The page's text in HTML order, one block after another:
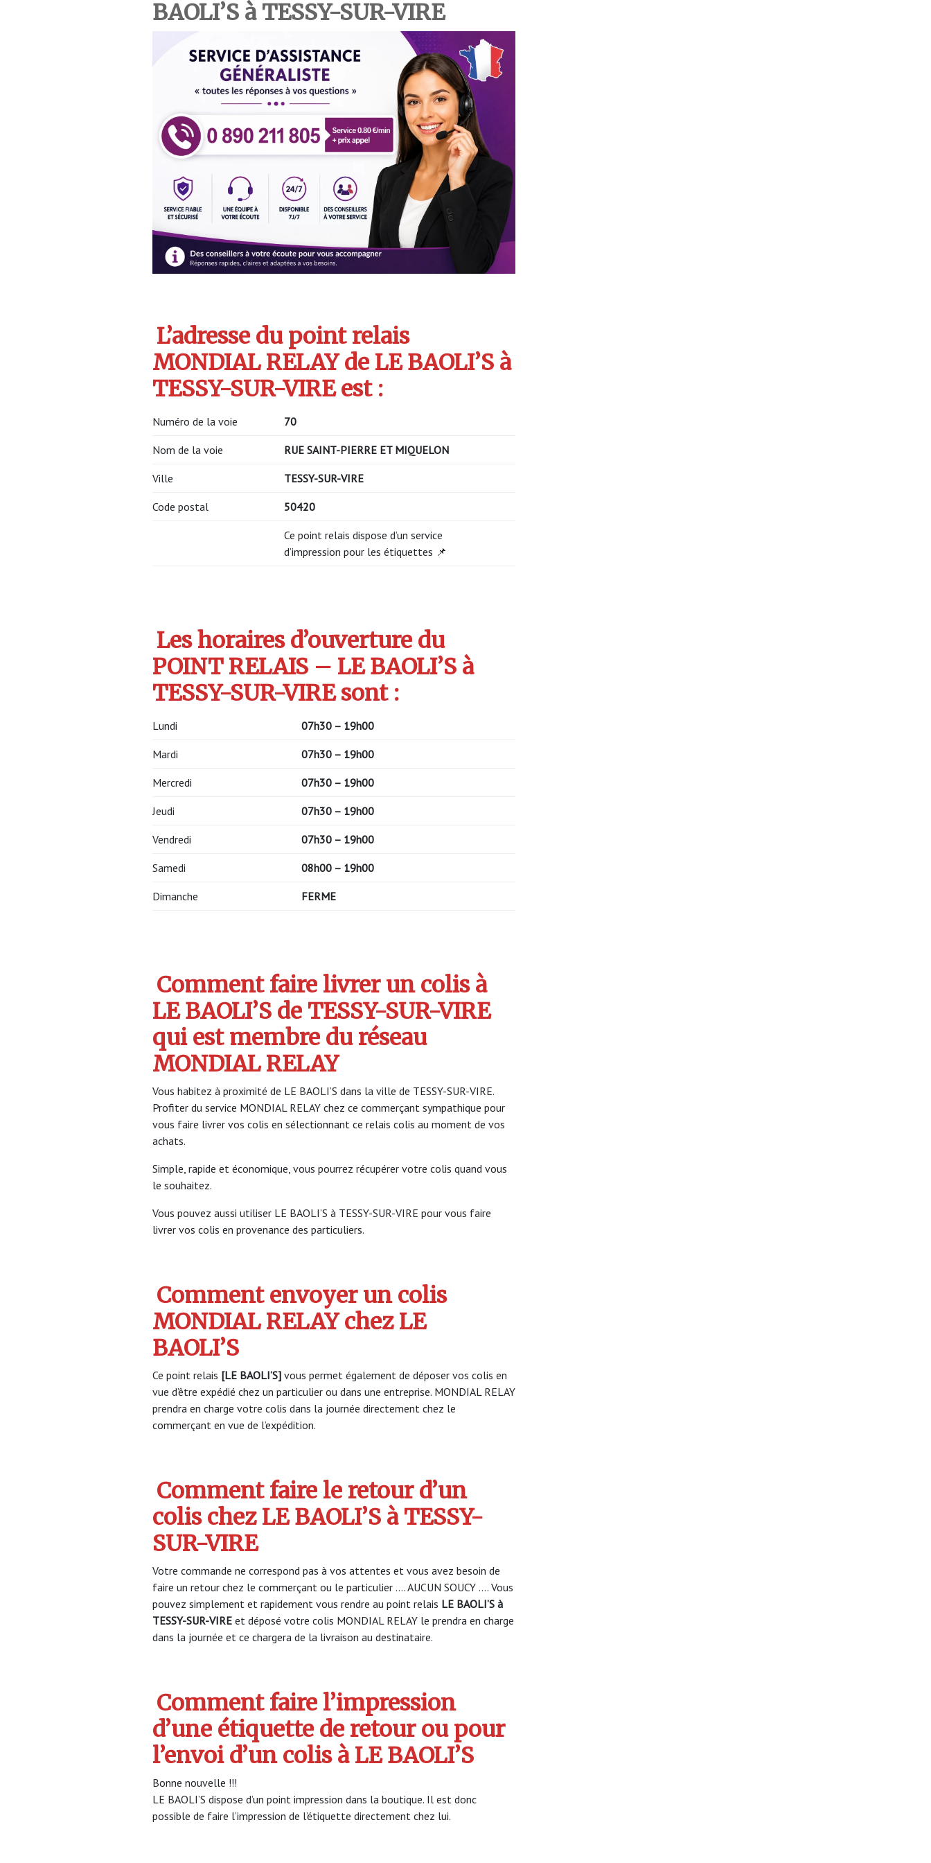
BAOLI’S à TESSY-SUR-VIRE
L’adresse du point relais
MONDIAL RELAY de LE BAOLI’S à
TESSY-SUR-VIRE est :
Numéro de la voie 70
Nom de la voie RUE SAINT-PIERRE ET MIQUELON
Ville TESSY-SUR-VIRE
Code postal 50420
Ce point relais dispose d’un service
d’impression pour les étiquettes 📌
Les horaires d’ouverture du
POINT RELAIS – LE BAOLI’S à
TESSY-SUR-VIRE sont :
Lundi 07h30 – 19h00
Mardi 07h30 – 19h00
Mercredi 07h30 – 19h00
Jeudi 07h30 – 19h00
Vendredi 07h30 – 19h00
Samedi 08h00 – 19h00
Dimanche FERME
Comment faire livrer un colis à
LE BAOLI’S de TESSY-SUR-VIRE
qui est membre du réseau
MONDIAL RELAY
Vous habitez à proximité de LE BAOLI’S dans la ville de TESSY-SUR-VIRE.
Profiter du service MONDIAL RELAY chez ce commerçant sympathique pour
vous faire livrer vos colis en sélectionnant ce relais colis au moment de vos
achats.
Simple, rapide et économique, vous pourrez récupérer votre colis quand vous
le souhaitez.
Vous pouvez aussi utiliser LE BAOLI’S à TESSY-SUR-VIRE pour vous faire
livrer vos colis en provenance des particuliers.
Comment envoyer un colis
MONDIAL RELAY chez LE
BAOLI’S
Ce point relais [LE BAOLI’S] vous permet également de déposer vos colis en
vue d’être expédié chez un particulier ou dans une entreprise. MONDIAL RELAY
prendra en charge votre colis dans la journée directement chez le
commerçant en vue de l’expédition.
Comment faire le retour d’un
colis chez LE BAOLI’S à TESSY-
SUR-VIRE
Votre commande ne correspond pas à vos attentes et vous avez besoin de
faire un retour chez le commerçant ou le particulier …. AUCUN SOUCY …. Vous
pouvez simplement et rapidement vous rendre au point relais LE BAOLI’S à
TESSY-SUR-VIRE et déposé votre colis MONDIAL RELAY le prendra en charge
dans la journée et ce chargera de la livraison au destinataire.
Comment faire l’impression
d’une étiquette de retour ou pour
l’envoi d’un colis à LE BAOLI’S
Bonne nouvelle !!!
LE BAOLI’S dispose d’un point impression dans la boutique. Il est donc
possible de faire l’impression de l’étiquette directement chez lui.